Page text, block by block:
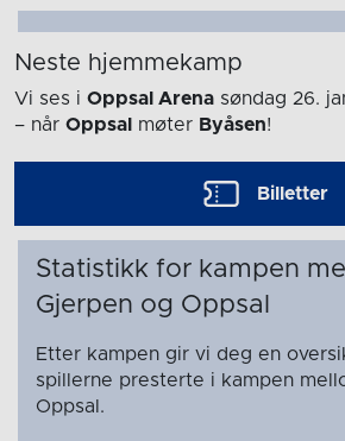
Neste hjemmekamp
Vi ses i Oppsal Arena søndag 26.
– når Oppsal møter Byåsen!
Billetter
Statistikk for kampen
Gjerpen og Oppsal
Etter kampen gir vi deg en
spillerne presterte i kampen
Oppsal.